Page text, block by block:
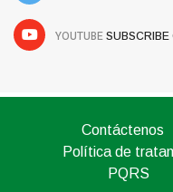
YOUTUBE
Contáctenos
Política de
PQRS